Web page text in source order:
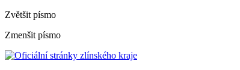
Zvětšit písmo
Zmenšit písmo